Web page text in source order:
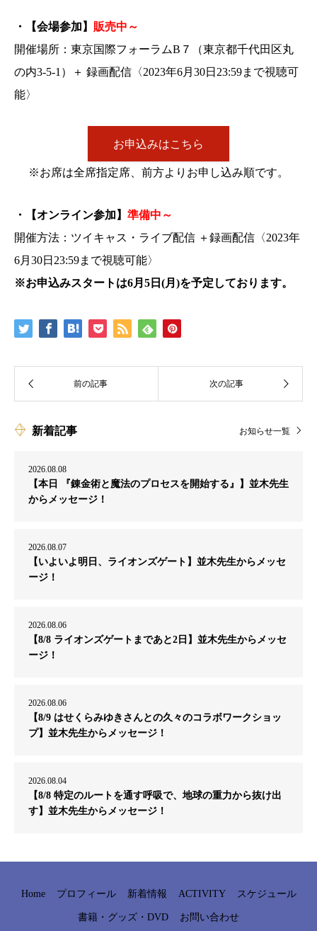
・【会場参加】 販売中～
開催場所：東京国際フォーラムB７（東京都千代田区丸
の内3-5-1）＋ 録画配信〈2023年6月30日23:59まで視聴可
能〉
お申込みはこちら
※お席は全席指定席、前方よりお申し込み順です。
・【オンライン参加】 準備中～
開催方法：ツイキャス・ライブ配信 ＋録画配信〈2023年
6月30日23:59まで視聴可能〉
※お申込みスタートは6月5日(月)を予定しております。
新着記事 お知らせ一覧
2026.08.08
【本日 『錬金術と魔法のプロセスを開始する』】並木先生
からメッセージ！
2026.08.07
【いよいよ明日、ライオンズゲート】並木先生からメッセ
ージ！
2026.08.06
【8/8 ライオンズゲートまであと2日】並木先生からメッセ
ージ！
2026.08.06
【8/9 はせくらみゆきさんとの久々のコラボワークショッ
プ】並木先生からメッセージ！
2026.08.04
【8/8 特定のルートを通す呼吸で、地球の重力から抜け出
す】並木先生からメッセージ！
Home プロフィール 新着情報 ACTIVITY スケジュール
書籍・グッズ・DVD お問い合わせ